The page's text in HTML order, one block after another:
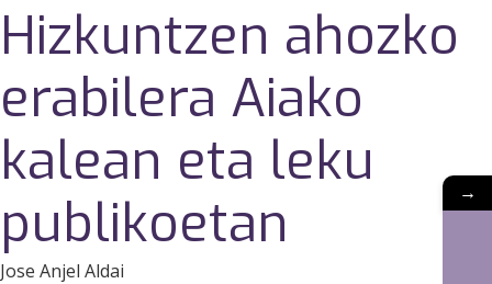
Hizkuntzen ahozko
erabilera Aiako
kalean eta leku
publikoetan
Jose Anjel Aldai
→